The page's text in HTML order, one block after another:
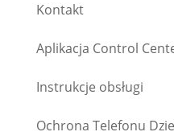
Kontakt
Aplikacja Control
Instrukcje obsługi
Ochrona Telefonu